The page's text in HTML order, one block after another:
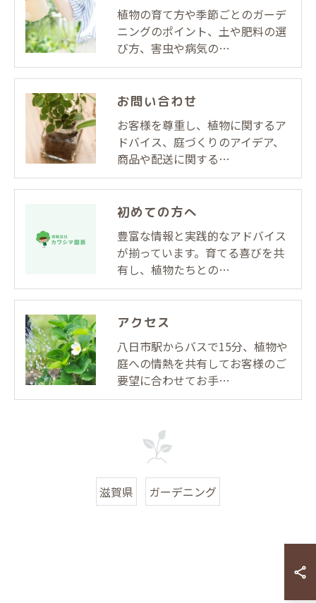
植物の育て方や季節ごとのガーデ
ニングのポイント、土や肥料の選
び方、害虫や病気の…
お問い合わせ
お客様を尊重し、植物に関するア
ドバイス、庭づくりのアイデア、
商品や配送に関する…
初めての方へ
豊富な情報と実践的なアドバイス
が揃っています。育てる喜びを共
有し、植物たちとの…
アクセス
八日市駅からバスで15分、植物や
庭への情熱を共有してお客様のご
要望に合わせてお手…
滋賀県 ガーデニング